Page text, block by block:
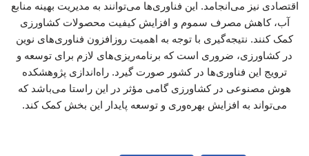
اقتصادی نیز می‌انجامد. این فناوری‌ها می‌توانند به مدیریت بهینه منابع
آب، کاهش مصرف سموم و افزایش کیفیت محصولات کشاورزی
کمک کنند. نتیجه‌گیری با توجه به اهمیت روزافزون فناوری‌های نوین
در کشاورزی، ضروری است که برنامه‌ریزی‌های لازم برای توسعه و
ترویج این فناوری‌ها در کشور صورت گیرد. راه‌اندازی پژوهشکده
هوش مصنوعی در کشاورزی گامی مؤثر در این راستا می‌باشد که
می‌تواند به افزایش بهره‌وری و توسعه پایدار این بخش کمک کند.